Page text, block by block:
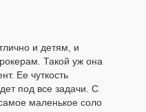
и детям, и
Такой уж она
Ее чуткость
под все задачи. С
маленькое соло